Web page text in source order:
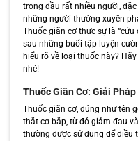
trong đầu rất nhiều người,
những người thường xuyên
Thuốc giãn cơ thực sự là
sau những buổi tập luyện
hiểu rõ về loại thuốc này?
nhé!
Thuốc Giãn Cơ: Giải
Thuốc giãn cơ, đúng như tên
thắt cơ bắp, từ đó giảm đau
thường được sử dụng để điều